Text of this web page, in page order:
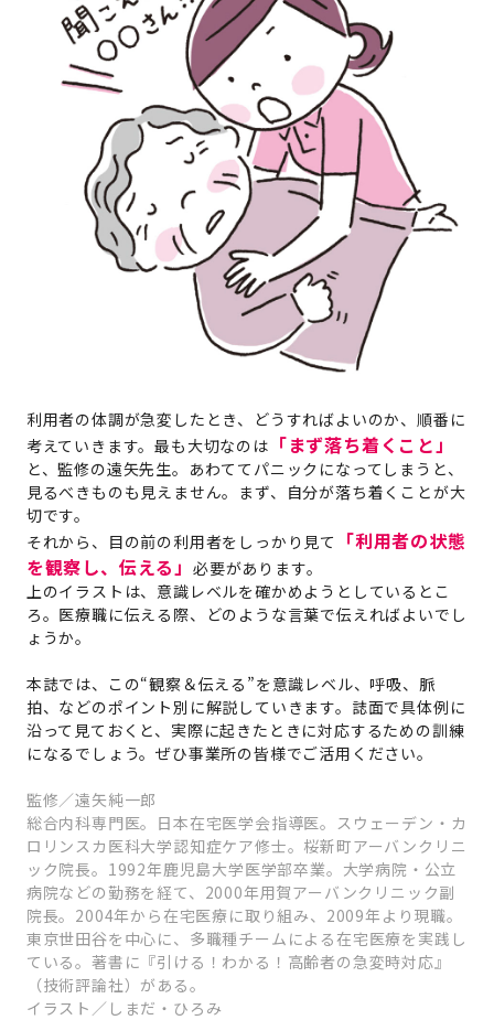
利用者の体調が急変したとき、どうすればよいのか、順番に
考えていきます。最も大切なのは 「まず落ち着くこと」
と、監修の遠矢先生。あわててパニックになってしまうと、
見るべきものも見えません。まず、自分が落ち着くことが大
切です。
それから、目の前の利用者をしっかり見て
「利用者の状態
を観察し、伝える」必要があります。
上のイラストは、意識レベルを確かめようとしているとこ
ろ。医療職に伝える際、どのような言葉で伝えればよいでし
ょうか。
本誌では、この“観察＆伝える”を意識レベル、呼吸、脈
拍、などのポイント別に解説していきます。誌面で具体例に
沿って見ておくと、実際に起きたときに対応するための訓練
になるでしょう。ぜひ事業所の皆様でご活用ください。
監修／遠矢純一郎
総合内科専門医。日本在宅医学会指導医。スウェーデン・カ
ロリンスカ医科大学認知症ケア修士。桜新町アーバンクリニ
ック院長。1992年鹿児島大学医学部卒業。大学病院・公立
病院などの勤務を経て、2000年用賀アーバンクリニック副
院長。2004年から在宅医療に取り組み、2009年より現職。
東京世田谷を中心に、多職種チームによる在宅医療を実践し
ている。著書に『引ける！わかる！高齢者の急変時対応』
（技術評論社）がある。
イラスト／しまだ・ひろみ